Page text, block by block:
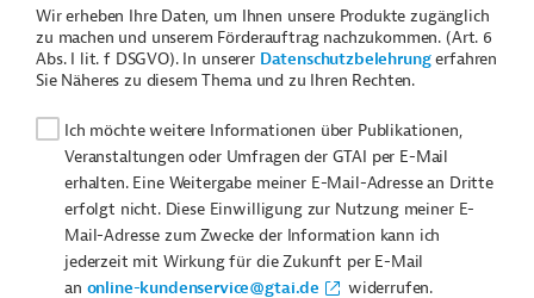
Wir erheben Ihre Daten, um Ihnen unsere Produkte zugänglich
zu machen und unserem Förderauftrag nachzukommen. (Art. 6
Abs. I lit. f DSGVO). In unserer Datenschutzbelehrungerfahren
Sie Näheres zu diesem Thema und zu Ihren Rechten.
Ich möchte weitere Informationen über Publikationen,
Veranstaltungen oder Umfragen der GTAI per E-Mail
erhalten. Eine Weitergabe meiner E-Mail-Adresse an Dritte
erfolgt nicht. Diese Einwilligung zur Nutzung meiner E-
Mail-Adresse zum Zwecke der Information kann ich
jederzeit mit Wirkung für die Zukunft per E-Mail
an online-kundenservice@gtai.de widerrufen.